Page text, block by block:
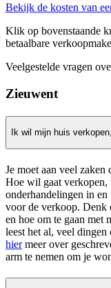
Bekijk de kosten van
Klik op bovenstaande
betaalbare
Veelgestelde vragen
Zieuwent
Ik wil mijn huis
Je moet aan veel
Hoe wil gaat verkopen,
onderhandelingen in
voor de verkoop. Denk
en hoe om te gaan met
leest het al, veel
hiermeer over
arm te nemen om je